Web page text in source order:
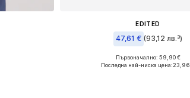
EDITED
47,61 € (93,12 лв.³)
Налични размери: S, M
Първоначално: 59,90 €
Последна най-ниска цена: